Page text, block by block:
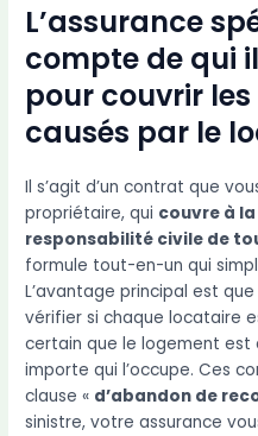
L’assurance
compte de qui
pour couvrir
causés par le
Il s’agit d’un contrat que
propriétaire, qui couvre à
responsabilité civile de
formule tout-en-un qui
L’avantage principal est
vérifier si chaque locataire
certain que le logement est
importe qui l’occupe. Ces
clause « d’abandon de
sinistre, votre assurance